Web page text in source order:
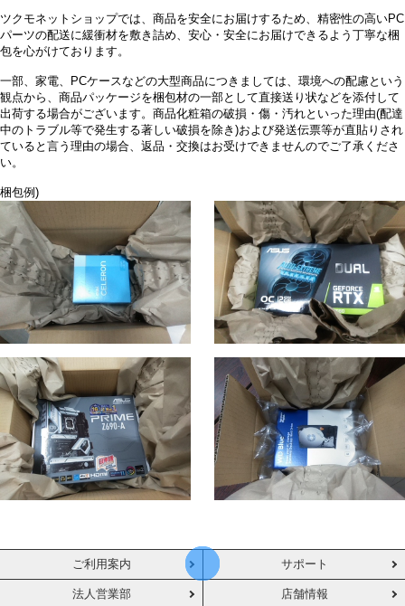
ツクモネットショップでは、商品を安全にお届けするため、精密性の高いPC
パーツの配送に緩衝材を敷き詰め、安心・安全にお届けできるよう丁寧な梱
包を心がけております。
一部、家電、PCケースなどの大型商品につきましては、環境への配慮という
観点から、商品パッケージを梱包材の一部として直接送り状などを添付して
出荷する場合がございます。商品化粧箱の破損・傷・汚れといった理由(配達
中のトラブル等で発生する著しい破損を除き)および発送伝票等が直貼りされ
ていると言う理由の場合、返品・交換はお受けできませんのでご了承くださ
い。
梱包例)
ご利用案内 サポート
法人営業部 店舗情報